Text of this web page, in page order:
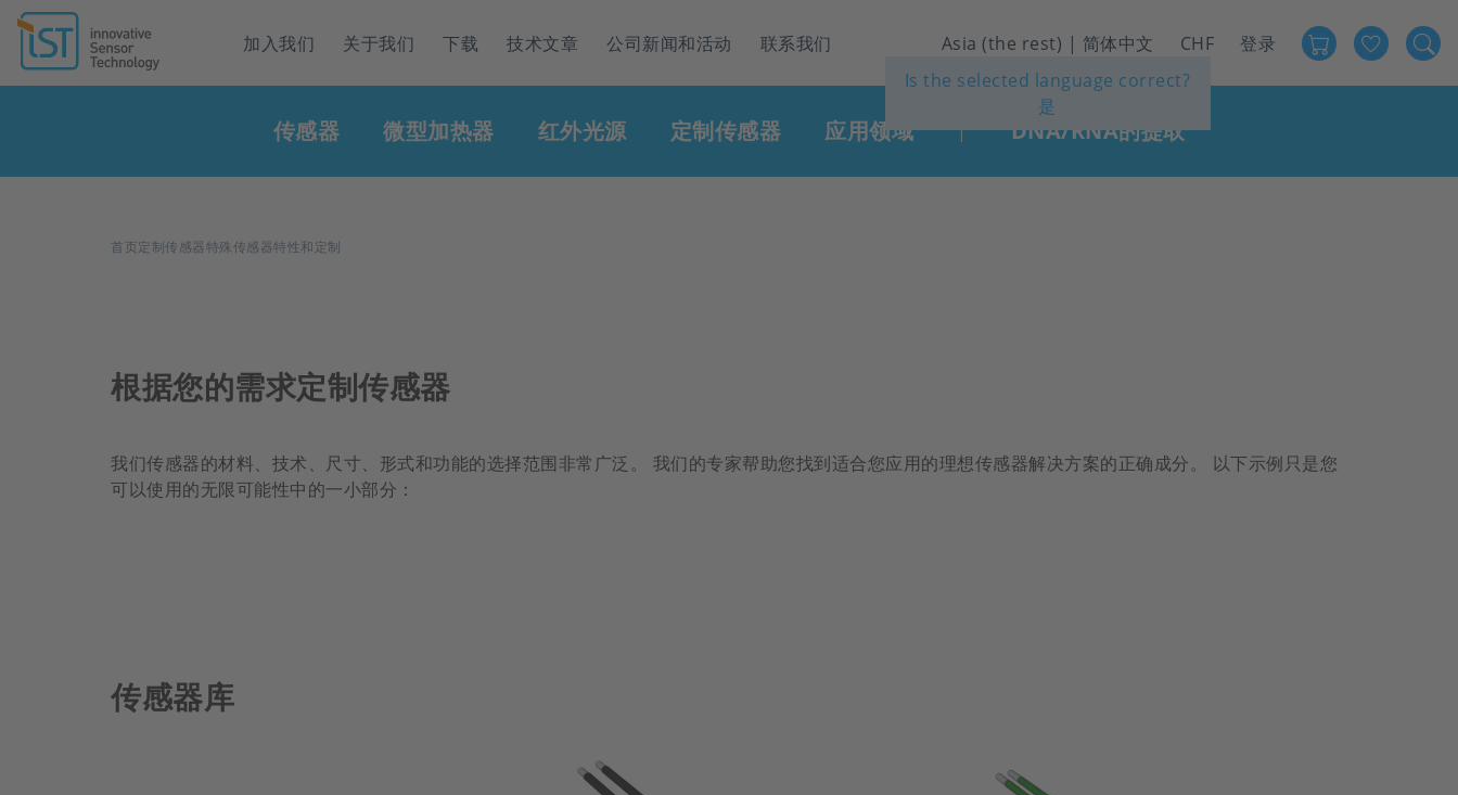
Header
navigation
加入我们 关于我们 下载 技术文章 公司新闻和活动 联系我们
Asia (the rest) | 简体中文
Is the selected language correct?
是
CHF
User
account
登录
传感器 微型加热器 红外光源 定制传感器 应用领域 | DNA/RNA的提取
面
首页定制传感器特殊传感器特性和定制
根据您的需求定制传感器
我们传感器的材料、技术、尺寸、形式和功能的选择范围非常广泛。 我们的专家帮助您找到适合您应用的理想传感器解决方案的正确成分。 以下示例只是您
可以使用的无限可能性中的一小部分：
传感器库